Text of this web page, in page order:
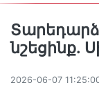
նշեցինք․
2026-06-07